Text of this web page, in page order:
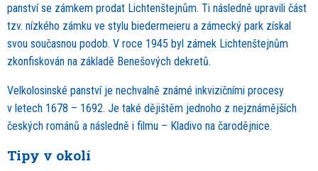
panství se zámkem prodat Lichtenštejnům. Ti následně upravili část
tzv. nízkého zámku ve stylu biedermeieru a zámecký park získal
svou současnou podob. V roce 1945 byl zámek Lichtenštejnům
zkonfiskován na základě Benešových dekretů.
Velkolosinské panství je nechvalně známé inkvizičními procesy
v letech 1678 – 1692. Je také dějištěm jednoho z nejznámějších
českých románů a následně i filmu – Kladivo na čarodějnice.
Tipy v okolí